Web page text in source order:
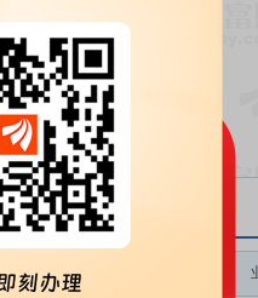
暂无数据
业绩变动同比